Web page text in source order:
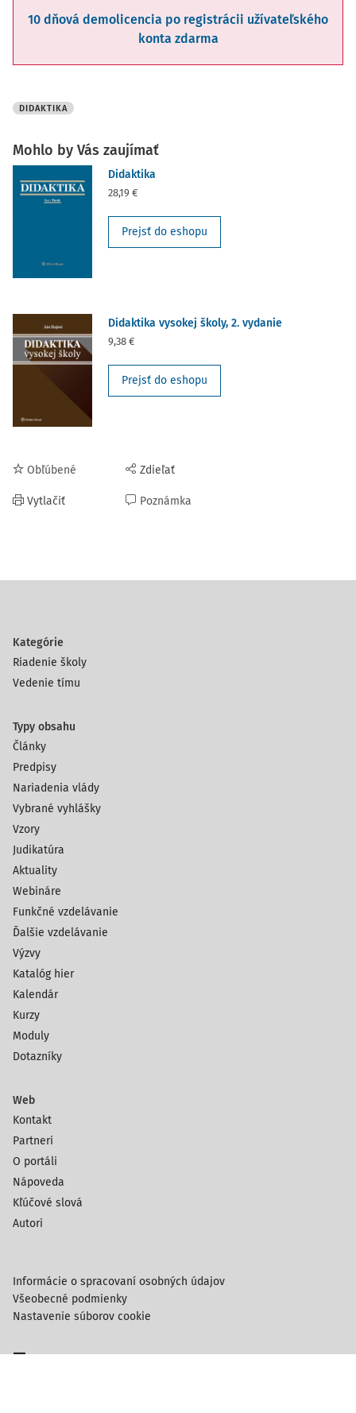
10 dňová demolicencia po registrácii užívateľského
konta zdarma
DIDAKTIKA
Mohlo by Vás zaujímať
Didaktika
28,19 €
Prejsť do eshopu
Didaktika vysokej školy, 2. vydanie
9,38 €
Prejsť do eshopu
Obľúbené
Vytlačiť
Zdieľať
Poznámka
Kategórie
Riadenie školy
Vedenie tímu
Typy obsahu
Články
Predpisy
Nariadenia vlády
Vybrané vyhlášky
Vzory
Judikatúra
Aktuality
Webináre
Funkčné vzdelávanie
Ďalšie vzdelávanie
Výzvy
Katalóg hier
Kalendár
Kurzy
Moduly
Dotazníky
Web
Kontakt
Partneri
O portáli
Nápoveda
Kľúčové slová
Autori
Informácie o spracovaní osobných údajov
Všeobecné podmienky
Nastavenie súborov cookie